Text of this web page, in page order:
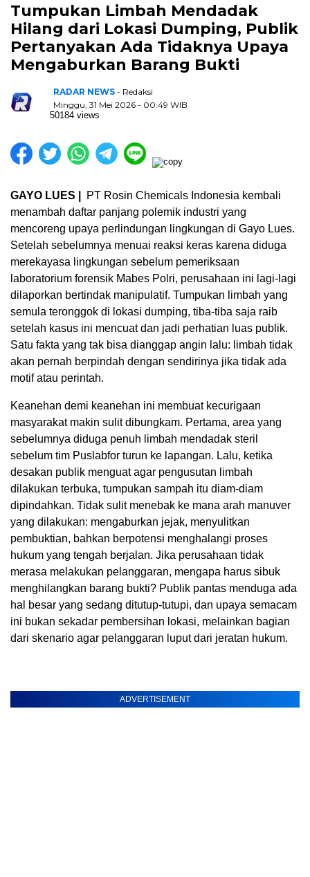
Tumpukan Limbah Mendadak
Hilang dari Lokasi Dumping, Publik
Pertanyakan Ada Tidaknya Upaya
Mengaburkan Barang Bukti
RADAR NEWS - Redaksi
Minggu, 31 Mei 2026 - 00:49 WIB
50184 views
GAYO LUES |
PT Rosin Chemicals Indonesia kembali
menambah daftar panjang polemik industri yang
mencoreng upaya perlindungan lingkungan di Gayo Lues.
Setelah sebelumnya menuai reaksi keras karena diduga
merekayasa lingkungan sebelum pemeriksaan
laboratorium forensik Mabes Polri, perusahaan ini lagi-lagi
dilaporkan bertindak manipulatif. Tumpukan limbah yang
semula teronggok di lokasi dumping, tiba-tiba saja raib
setelah kasus ini mencuat dan jadi perhatian luas publik.
Satu fakta yang tak bisa dianggap angin lalu: limbah tidak
akan pernah berpindah dengan sendirinya jika tidak ada
motif atau perintah.
Keanehan demi keanehan ini membuat kecurigaan
masyarakat makin sulit dibungkam. Pertama, area yang
sebelumnya diduga penuh limbah mendadak steril
sebelum tim Puslabfor turun ke lapangan. Lalu, ketika
desakan publik menguat agar pengusutan limbah
dilakukan terbuka, tumpukan sampah itu diam-diam
dipindahkan. Tidak sulit menebak ke mana arah manuver
yang dilakukan: mengaburkan jejak, menyulitkan
pembuktian, bahkan berpotensi menghalangi proses
hukum yang tengah berjalan. Jika perusahaan tidak
merasa melakukan pelanggaran, mengapa harus sibuk
menghilangkan barang bukti? Publik pantas menduga ada
hal besar yang sedang ditutup-tutupi, dan upaya semacam
ini bukan sekadar pembersihan lokasi, melainkan bagian
dari skenario agar pelanggaran luput dari jeratan hukum.
ADVERTISEMENT